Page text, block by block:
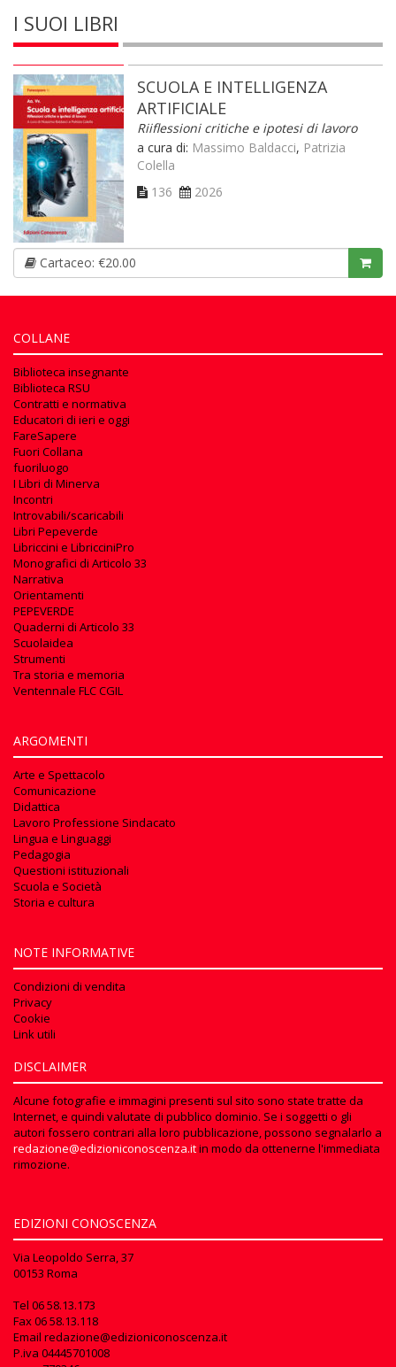
I SUOI LIBRI
SCUOLA E INTELLIGENZA
ARTIFICIALE
Riiflessioni critiche e ipotesi di lavoro
a cura di: Massimo Baldacci, Patrizia
Colella
136
2026
Cartaceo: €20.00
COLLANE
Biblioteca insegnante
Biblioteca RSU
Contratti e normativa
Educatori di ieri e oggi
FareSapere
Fuori Collana
fuoriluogo
I Libri di Minerva
Incontri
Introvabili/scaricabili
Libri Pepeverde
Libriccini e LibricciniPro
Monografici di Articolo 33
Narrativa
Orientamenti
PEPEVERDE
Quaderni di Articolo 33
Scuolaidea
Strumenti
Tra storia e memoria
Ventennale FLC CGIL
ARGOMENTI
Arte e Spettacolo
Comunicazione
Didattica
Lavoro Professione Sindacato
Lingua e Linguaggi
Pedagogia
Questioni istituzionali
Scuola e Società
Storia e cultura
NOTE INFORMATIVE
Condizioni di vendita
Privacy
Cookie
Link utili
DISCLAIMER
Alcune fotografie e immagini presenti sul sito sono state tratte da
Internet, e quindi valutate di pubblico dominio. Se i soggetti o gli
autori fossero contrari alla loro pubblicazione, possono segnalarlo a
redazione@edizioniconoscenza.itin modo da ottenerne l'immediata
rimozione.
EDIZIONI CONOSCENZA
Via Leopoldo Serra, 37
00153 Roma
Tel 06 58.13.173
Fax06 58.13.118
Email redazione@edizioniconoscenza.it
P.iva 04445701008